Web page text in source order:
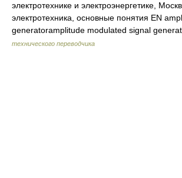
электротехнике и электроэнергетике,
электротехника, основные понятия EN
generatoramplitude modulated signal
технического переводчика